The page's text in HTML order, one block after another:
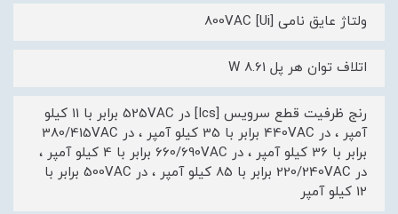
ولتاژ عایق نامی [Ui] 800VAC
اتلاف توان هر پل 8.61 W
رنج ظرفیت قطع سرویس [Ics] در 525VAC برابر با 11 کیلو
آمپر ، در 440VAC برابر با 35 کیلو آمپر ، در 380/415VAC
برابر با 36 کیلو آمپر ، در 660/690VAC برابر با 4 کیلو آمپر ،
در 220/240VAC برابر با 85 کیلو آمپر ، در 500VAC برابر با
12 کیلو آمپر